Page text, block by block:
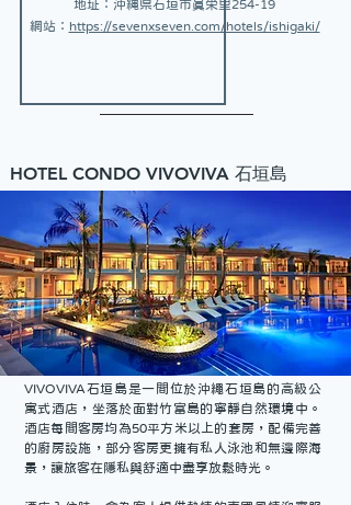
地址：沖縄県石垣市真栄里254-19
網站： https://sevenxseven.com/hotels/ishigaki/
HOTEL CONDO VIVOVIVA 石垣島
VIVOVIVA石垣島是一間位於沖繩石垣島的高級公
寓式酒店，坐落於面對竹富島的寧靜自然環境中。
酒店每間客房均為50平方米以上的套房，配備完善
的廚房設施，部分客房更擁有私人泳池和無邊際海
景，讓旅客在隱私與舒適中盡享放鬆時光。